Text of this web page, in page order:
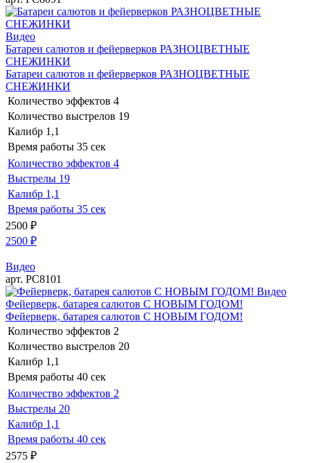
Видео
Батареи салютов и фейерверков РАЗНОЦВЕТНЫЕ
СНЕЖИНКИ
Батареи салютов и фейерверков РАЗНОЦВЕТНЫЕ
СНЕЖИНКИ
Количество эффектов 4
Количество выстрелов 19
Калибр 1,1
Время работы 35 сек
Количество эффектов 4
Выстрелы 19
Калибр 1,1
Время работы 35 сек
2500 ₽
2500 ₽
Видео
арт. РС8101
Видео
Фейерверк, батарея салютов С НОВЫМ ГОДОМ!
Фейерверк, батарея салютов С НОВЫМ ГОДОМ!
Количество эффектов 2
Количество выстрелов 20
Калибр 1,1
Время работы 40 сек
Количество эффектов 2
Выстрелы 20
Калибр 1,1
Время работы 40 сек
2575 ₽